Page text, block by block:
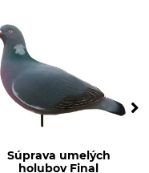
Súprava umelých
holubov Final